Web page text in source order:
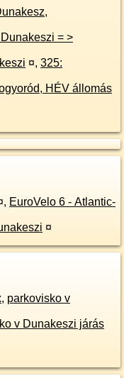
= >
¤, 325:
Barátság utca 39. = > Mogyoród, HÉV állomás
, EuroVelo 6 - Atlantic-
¤
, parkovisko v
v Dunakeszi járás